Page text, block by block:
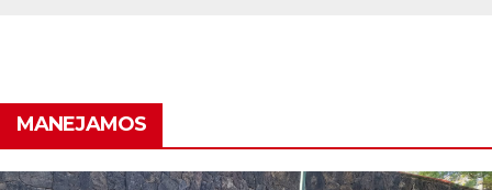
MANEJAMOS